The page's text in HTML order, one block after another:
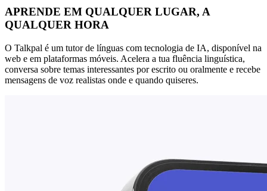
APRENDE EM QUALQUER LUGAR, A
QUALQUER HORA
O Talkpal é um tutor de línguas com tecnologia de IA, disponível na
web e em plataformas móveis. Acelera a tua fluência linguística,
conversa sobre temas interessantes por escrito ou oralmente e recebe
mensagens de voz realistas onde e quando quiseres.